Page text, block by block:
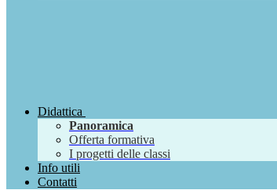
Didattica
Panoramica
Offerta formativa
I progetti delle classi
Info utili
Contatti